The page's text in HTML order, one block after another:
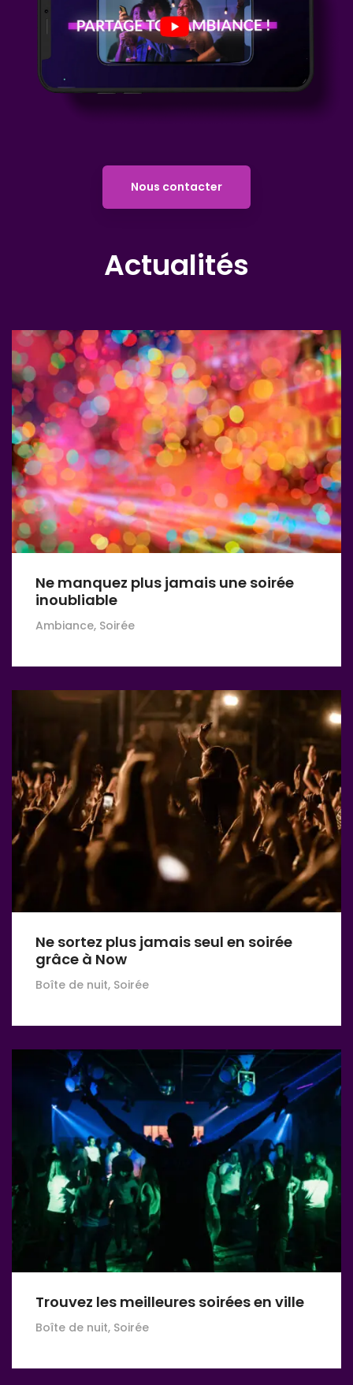
Nous contacter
Actualités
Ne manquez plus jamais une soirée
inoubliable
Ambiance, Soirée
Ne sortez plus jamais seul en soirée
grâce à Now
Boîte de nuit, Soirée
Trouvez les meilleures soirées en ville
Boîte de nuit, Soirée